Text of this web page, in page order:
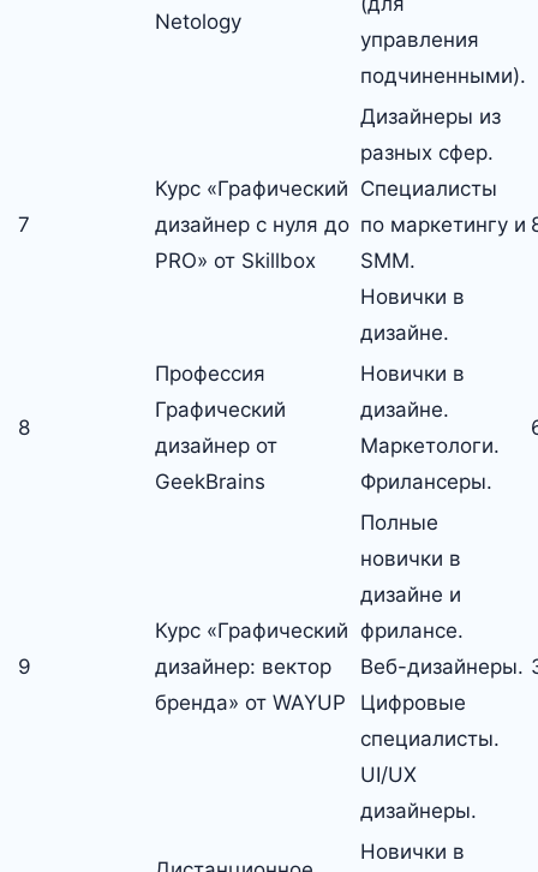
Netology
управления
подчиненными).
7
Курс «Графический
дизайнер с нуля до
PRO» от Skillbox
Дизайнеры из
разных сфер.
Специалисты
по маркетингу и
SMM.
Новички в
дизайне.
8
Профессия
Графический
дизайнер от
GeekBrains
Новички в
дизайне.
Маркетологи.
Фрилансеры.
9
Курс «Графический
дизайнер: вектор
бренда» от WAYUP
Полные
новички в
дизайне и
фрилансе.
Веб-дизайнеры.
Цифровые
специалисты.
UI/UX
дизайнеры.
Новички в